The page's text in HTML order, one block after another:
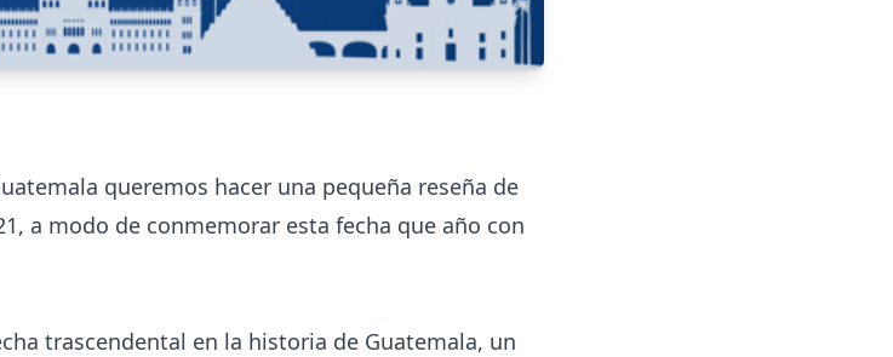
queremos hacer una pequeña reseña de
a modo de conmemorar esta fecha que año con
trascendental en la historia de Guatemala, un